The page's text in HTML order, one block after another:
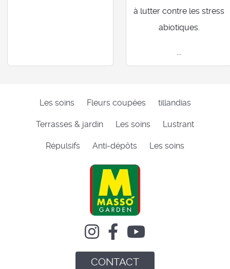
à lutter contre les stress
abiotiques.
Les soins Fleurs coupées tillandias
Terrasses & jardin Les soins Lustrant
Répulsifs Anti-dépôts Les soins
CONTACT